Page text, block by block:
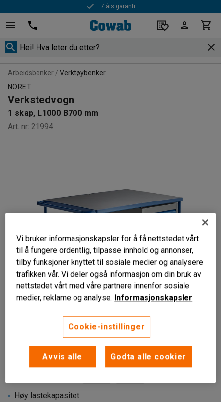
7 års garanti
Arbeidsbenker
Verktøybenker
NORET
Verkstedvogn
1 skap, L1000 B700 mm
Art. nr: 21994
Høy lastekapasitet
Vi bruker informasjonskapsler for å få nettstedet vårt
til å fungere ordentlig, tilpasse innhold og annonser,
tilby funksjoner knyttet til sosiale medier og analysere
trafikken vår. Vi deler også informasjon om din bruk av
nettstedet vårt med våre partnere innenfor sosiale
medier, reklame og analyse. Informasjonskapsler
Cookie-instillinger
Avvis alle Godta alle cookier